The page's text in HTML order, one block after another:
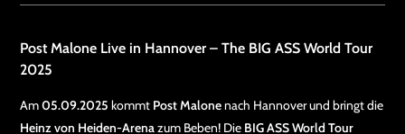
Post Malone Live in Hannover – The BIG ASS World Tour
2025
Am05.09.2025 kommt Post Malonenach Hannover und bringt die
Heinz von Heiden-Arenazum Beben! Die BIG ASS World Tour